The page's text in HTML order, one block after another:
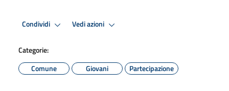
Condividi Vedi azioni
Categorie:
Comune
Giovani Partecipazione